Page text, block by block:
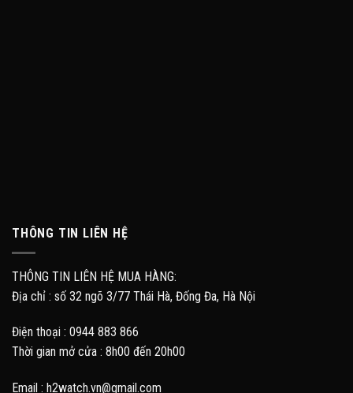
THÔNG TIN LIÊN HỆ
THÔNG TIN LIÊN HỆ MUA HÀNG:
Địa chỉ : số 32 ngõ 3/77 Thái Hà, Đống Đa, Hà Nội
Điện thoại : 0944 883 866
Thời gian mở cửa : 8h00 đến 20h00
Email : h2watch.vn@gmail.com